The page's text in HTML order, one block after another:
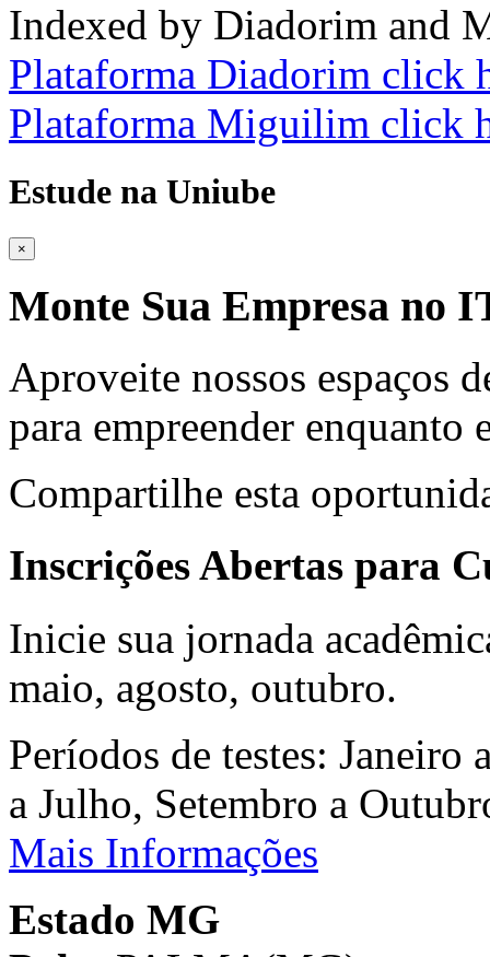
Indexed by Diadorim and
Plataforma Diadorim click
Plataforma Miguilim click
Estude na Uniube
×
Monte Sua Empresa no
Aproveite nossos espaços
para empreender enquanto
Compartilhe esta
Inscrições Abertas para
Inicie sua jornada
maio, agosto, outubro.
Períodos de testes:
a Julho, Setembro a
Mais Informações
Estado MG